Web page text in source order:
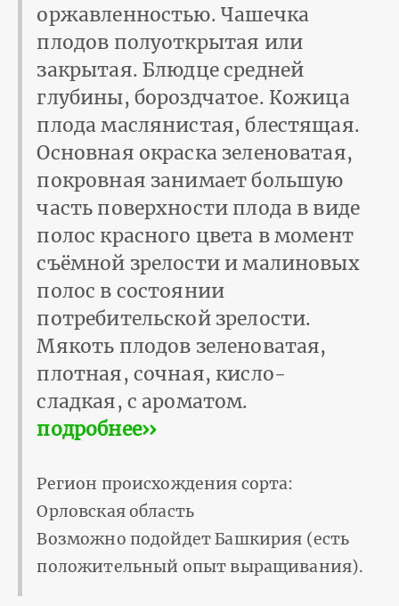
оржавленностью. Чашечка
плодов полуоткрытая или
закрытая. Блюдце средней
глубины, бороздчатое. Кожица
плода маслянистая, блестящая.
Основная окраска зеленоватая,
покров­ная занимает большую
часть поверхности плода в виде
полос красного цвета в момент
съёмной зрелости и малиновых
полос в состоянии
потребительской зрелости.
Мякоть плодов зеленоватая,
плотная, сочная, кисло-
сладкая, с ароматом.
подробнее››
Регион происхождения сорта:
Орловская область
Возможно подойдет Башкирия (есть
положительный опыт выращивания).